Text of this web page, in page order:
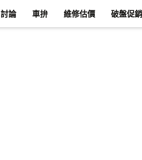
討論 車拚 維修估價 破盤促銷